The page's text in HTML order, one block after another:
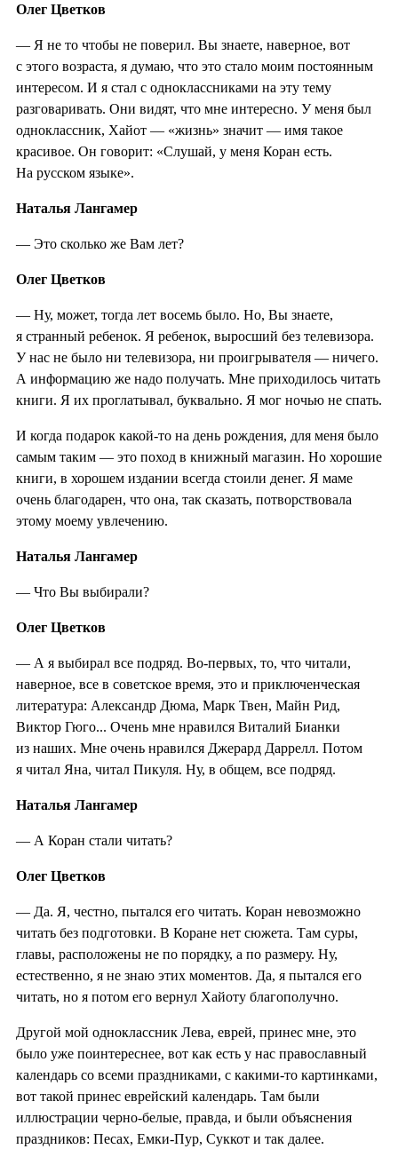
Олег Цветков
— Я не то чтобы не поверил. Вы знаете, наверное, вот
с этого возраста, я думаю, что это стало моим постоянным
интересом. И я стал с одноклассниками на эту тему
разговаривать. Они видят, что мне интересно. У меня был
одноклассник, Хайот — «жизнь» значит — имя такое
красивое. Он говорит: «Слушай, у меня Коран есть.
На русском языке».
Наталья Лангамер
— Это сколько же Вам лет?
Олег Цветков
— Ну, может, тогда лет восемь было. Но, Вы знаете,
я странный ребенок. Я ребенок, выросший без телевизора.
У нас не было ни телевизора, ни проигрывателя — ничего.
А информацию же надо получать. Мне приходилось читать
книги. Я их проглатывал, буквально. Я мог ночью не спать.
И когда подарок какой-то на день рождения, для меня было
самым таким — это поход в книжный магазин. Но хорошие
книги, в хорошем издании всегда стоили денег. Я маме
очень благодарен, что она, так сказать, потворствовала
этому моему увлечению.
Наталья Лангамер
— Что Вы выбирали?
Олег Цветков
— А я выбирал все подряд. Во-первых, то, что читали,
наверное, все в советское время, это и приключенческая
литература: Александр Дюма, Марк Твен, Майн Рид,
Виктор Гюго... Очень мне нравился Виталий Бианки
из наших. Мне очень нравился Джерард Даррелл. Потом
я читал Яна, читал Пикуля. Ну, в общем, все подряд.
Наталья Лангамер
— А Коран стали читать?
Олег Цветков
— Да. Я, честно, пытался его читать. Коран невозможно
читать без подготовки. В Коране нет сюжета. Там суры,
главы, расположены не по порядку, а по размеру. Ну,
естественно, я не знаю этих моментов. Да, я пытался его
читать, но я потом его вернул Хайоту благополучно.
Другой мой одноклассник Лева, еврей, принес мне, это
было уже поинтереснее, вот как есть у нас православный
календарь со всеми праздниками, с какими-то картинками,
вот такой принес еврейский календарь. Там были
иллюстрации черно-белые, правда, и были объяснения
праздников: Песах, Емки-Пур, Суккот и так далее.